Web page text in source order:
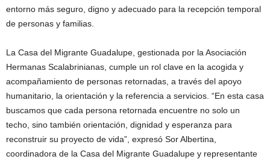
entorno más seguro, digno y adecuado para la recepción temporal
de personas y familias.
La Casa del Migrante Guadalupe, gestionada por la Asociación
Hermanas Scalabrinianas, cumple un rol clave en la acogida y
acompañamiento de personas retornadas, a través del apoyo
humanitario, la orientación y la referencia a servicios. “En esta casa
buscamos que cada persona retornada encuentre no solo un
techo, sino también orientación, dignidad y esperanza para
reconstruir su proyecto de vida”, expresó Sor Albertina,
coordinadora de la Casa del Migrante Guadalupe y representante